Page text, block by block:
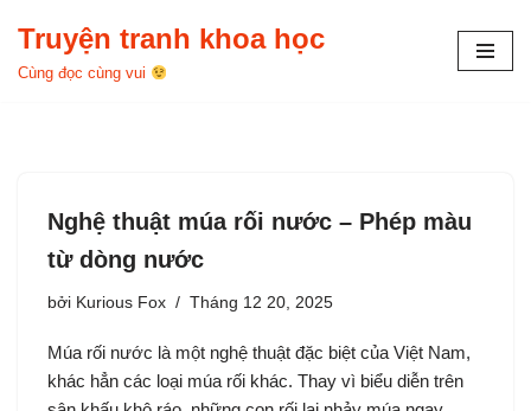
Chuyển
Truyện tranh khoa học
Cùng đọc cùng vui
Nghệ thuật múa rối nước – Phép màu
từ dòng nước
bởi Kurious Fox Tháng 12 20, 2025
Múa rối nước là một nghệ thuật đặc biệt của Việt Nam,
khác hẳn các loại múa rối khác. Thay vì biểu diễn trên